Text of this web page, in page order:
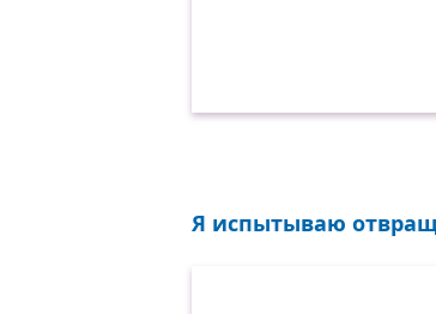
Я испытываю